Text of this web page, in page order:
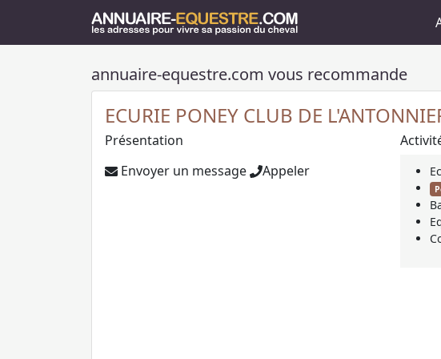
annuaire-equestre.com vous recommande
ECURIE PONEY CLUB DE
Présentation
Envoyer un message
Appeler